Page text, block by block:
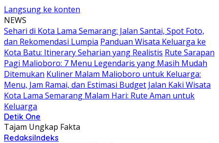
Langsung ke konten
NEWS
Sehari di Kota Lama Semarang: Jalan Santai, Spot Foto,
dan Rekomendasi Lumpia Panduan Wisata Keluarga ke
Kota Batu: Itinerary Seharian yang Realistis Rute Sarapan
Pagi Malioboro: 7 Menu Legendaris yang Masih Mudah
Ditemukan Kuliner Malam Malioboro untuk Keluarga:
Menu, Jam Ramai, dan Estimasi Budget Jalan Kaki Wisata
Kota Lama Semarang Malam Hari: Rute Aman untuk
Keluarga
Detik One
Tajam Ungkap Fakta
RedaksiIndeks